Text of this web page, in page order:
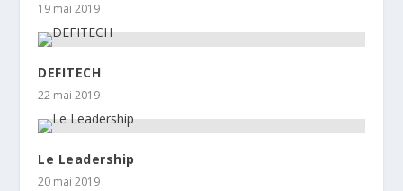
19 mai 2019
DEFITECH
22 mai 2019
Le Leadership
20 mai 2019